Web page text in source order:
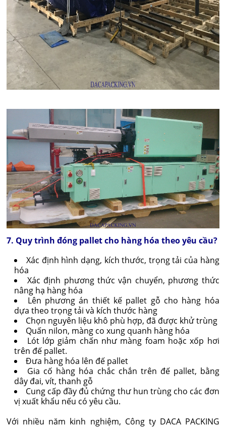
7. Quy trình đóng pallet cho hàng hóa theo yêu cầu?
Xác định hình dạng, kích thước, trọng tải của hàng
hóa
Xác định phương thức vận chuyển, phương thức
nâng hạ hàng hóa
Lên phương án thiết kế pallet gỗ cho hàng hóa
dựa theo trọng tải và kích thước hàng
Chọn nguyên liệu khô phù hợp, đã được khử trùng
Quấn nilon, màng co xung quanh hàng hóa
Lót lớp giảm chấn như màng foam hoặc xốp hơi
trên đế pallet.
Đưa hàng hóa lên đế pallet
Gia cố hàng hóa chắc chắn trên đế pallet, bằng
dây đai, vít, thanh gỗ
Cung cấp đầy đủ chứng thư hun trùng cho các đơn
vị xuất khẩu nếu có yêu cầu.
Với nhiều năm kinh nghiệm, Công ty DACA PACKING